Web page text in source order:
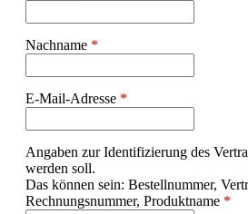
Nachname *
E-Mail-Adresse *
Angaben zur Identifizierung des
werden soll.
Das können sein: Bestellnummer,
Rechnungsnummer, Produktname *